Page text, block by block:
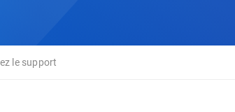
le support